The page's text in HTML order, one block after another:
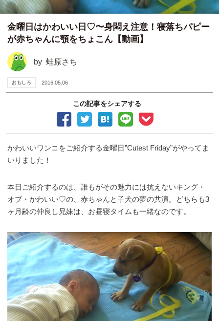
金曜日はかわいい日♡〜身悶え注意！寝落ちパピー
が赤ちゃんに顎をちょこん【動画】
by 蛙原さち
おもしろ 2016.05.06
この記事をシェアする
かわいいワンコをご紹介する金曜日”Cutest Friday”がやってま
いりました！
本日ご紹介するのは、誰もがその魅力には抗えないキング・
オブ・かわいい♡の、赤ちゃんと子犬の夢の共演。どちらも3
ヶ月齢の仲良し兄妹は、お昼寝タイムも一緒なのです。